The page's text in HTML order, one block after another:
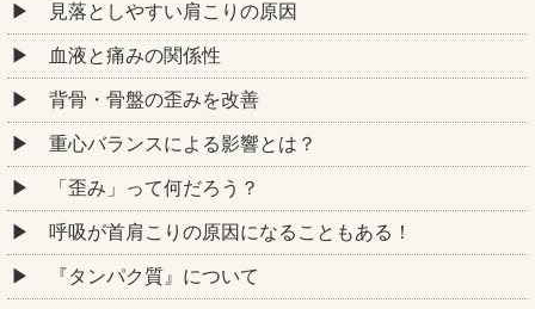
見落としやすい肩こりの原因
血液と痛みの関係性
背骨・骨盤の歪みを改善
重心バランスによる影響とは？
「歪み」って何だろう？
呼吸が首肩こりの原因になることもある！
『タンパク質』について